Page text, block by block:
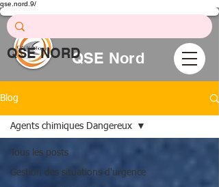
qse.nord.9/
QSE Nord
Conseil
QSE NORD
Blog
Tous les posts
Gestion des situations d'urgence
Agents chimiques Dangereux